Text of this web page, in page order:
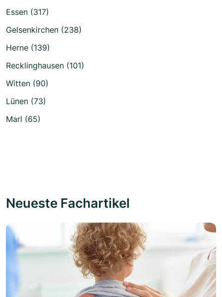
Essen (317)
Gelsenkirchen (238)
Herne (139)
Recklinghausen (101)
Witten (90)
Lünen (73)
Marl (65)
Neueste Fachartikel